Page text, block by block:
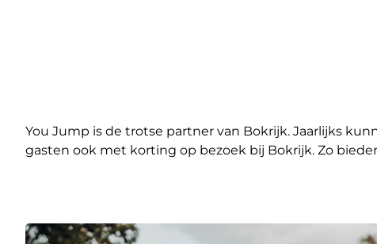
You Jump is de trotse partner van Bokrijk. Jaarlijks
gasten ook met korting op bezoek bij Bokrijk. Zo